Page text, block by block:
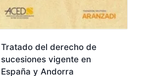
Tratado del derecho de
sucesiones vigente en
España y Andorra